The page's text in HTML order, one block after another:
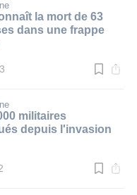
la mort de 63
dans une frappe
militaires
depuis l'invasion